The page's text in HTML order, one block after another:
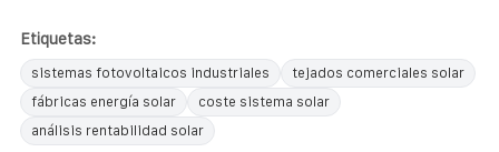
Etiquetas:
sistemas fotovoltaicos industriales
tejados comerciales solar
fábricas energía solar
coste sistema solar
análisis rentabilidad solar